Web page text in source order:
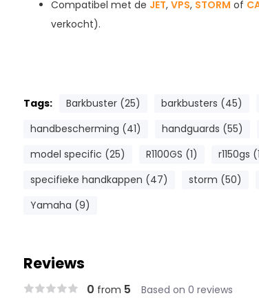
Compatibel met de JET, VPS, STORM of
verkocht).
Tags: Barkbuster (25) barkbusters (45)
handbescherming (41)
handguards (55)
model specific (25)
R1100GS (1) r1150gs
specifieke handkappen (47)
storm (50)
Yamaha (9)
Reviews
0 from 5 Based on 0 reviews